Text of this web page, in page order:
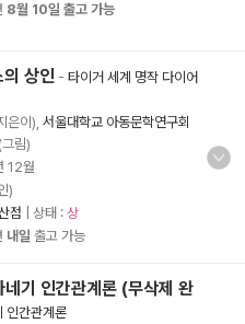
8월 10일 출고 가능
상인 - 타이거 세계 명작 다이어
은이), 서울대학교 아동문학연구회
(그림)
12월
)
점 | 상태 : 상
내일 출고 가능
기 인간관계론 (무삭제 완
인간관계론